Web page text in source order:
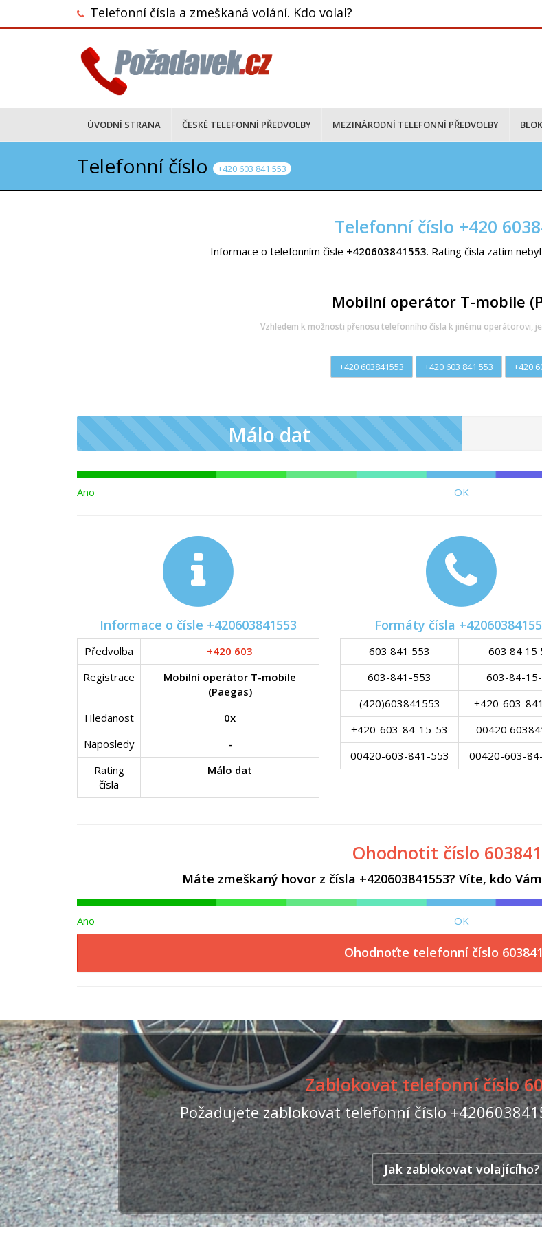
Telefonní čísla a zmeškaná volání. Kdo volal?
ÚVODNÍ STRANA ČESKÉ TELEFONNÍ PŘEDVOLBY MEZINÁRODNÍ TELEFONNÍ PŘEDVOLBY
Telefonní číslo +420 603 841 553
Telefonní číslo +420
Informace o telefonním čísle +420603841553. Rating čísla zatím
Mobilní operátor T-mobile
Vzhledem k možnosti přenosu telefonního čísla k jinému operátorovi,
+420 603841553 +420 603 841 553 +420
Málo dat
Ano OK
Informace o čísle +420603841553
Předvolba
+420 603
Registrace
Mobilní operátor T-mobile
(Paegas)
Hledanost
0x
Naposledy
-
Rating
čísla
Málo dat
Formáty čísla
603 841 553
603 84 15
603-841-553
603-84-
(420)603841553
+420-603-
+420-603-84-15-53
00420
00420-603-841-553
00420-603-
Ohodnotit číslo
Máte zmeškaný hovor z čísla +420603841553? Víte, kdo
Ano OK
Ohodnoťte telefonní číslo
Zablokovat telefonní číslo
Požadujete zablokovat telefonní číslo
Jak zablokovat volajícího?